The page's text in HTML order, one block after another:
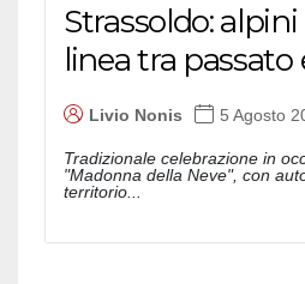
Strassoldo:
linea tra
Livio Nonis 5 Agosto
Tradizionale celebrazione in
"Madonna della Neve", con
territorio...